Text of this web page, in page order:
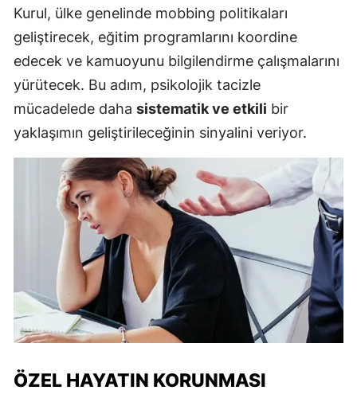
Kurul, ülke genelinde mobbing politikaları
geliştirecek, eğitim programlarını koordine
edecek ve kamuoyunu bilgilendirme çalışmalarını
yürütecek. Bu adım, psikolojik tacizle
mücadelede daha sistematik ve etkili bir
yaklaşımın geliştirileceğinin sinyalini veriyor.
ÖZEL HAYATIN KORUNMASI